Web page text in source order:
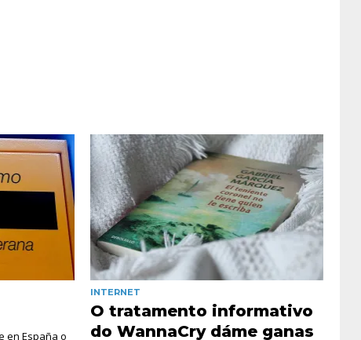
en España o
INTERNET
O tratamento informativo
do WannaCry dáme ganas